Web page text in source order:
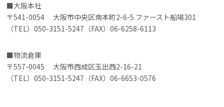
大阪本社
〒541-0054 大阪市中央区南本町2-6-5 ファースト船場301
（TEL）050-3151-5247（FAX）06-6258-6113
物流倉庫
〒557-0045 大阪市西成区玉出西2-16-21
（TEL）050-3151-5247（FAX）06-6653-0576